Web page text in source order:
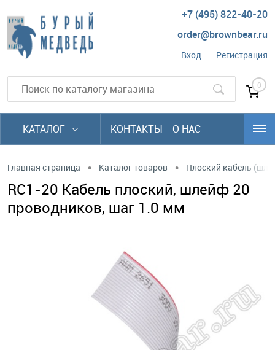
+7 (495) 822-40-20
order@brownbear.ru
Вход Регистрация
0
КАТАЛОГ КОНТАКТЫ О НАС
Главная страница • Каталог товаров • Плоский кабель
RC1-20 Кабель плоский, шлейф 20
проводников, шаг 1.0 мм